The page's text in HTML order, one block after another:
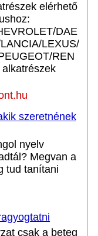
elérhető
DAE
LEXUS/
REN
szeretnének
nyelv
Megvan a
tud tanítani
csak a beteg